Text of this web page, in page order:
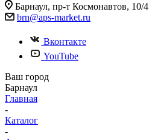
Барнаул, пр-т Космонавтов, 10/4
brn@aps-market.ru
Вконтакте
YouTube
Ваш город
Барнаул
Главная
-
Каталог
-